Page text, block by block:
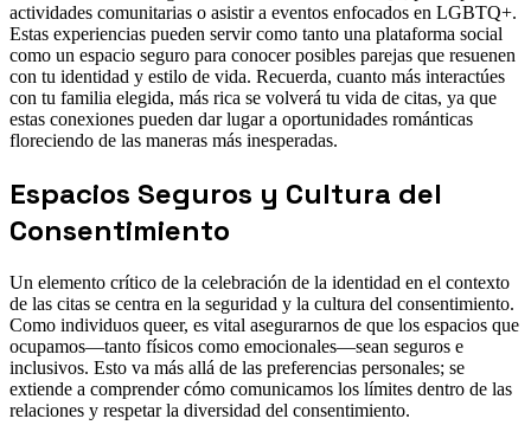
actividades comunitarias o asistir a eventos enfocados en LGBTQ+.
Estas experiencias pueden servir como tanto una plataforma social
como un espacio seguro para conocer posibles parejas que resuenen
con tu identidad y estilo de vida. Recuerda, cuanto más interactúes
con tu familia elegida, más rica se volverá tu vida de citas, ya que
estas conexiones pueden dar lugar a oportunidades románticas
floreciendo de las maneras más inesperadas.
Espacios Seguros y Cultura del
Consentimiento
Un elemento crítico de la celebración de la identidad en el contexto
de las citas se centra en la seguridad y la cultura del consentimiento.
Como individuos queer, es vital asegurarnos de que los espacios que
ocupamos—tanto físicos como emocionales—sean seguros e
inclusivos. Esto va más allá de las preferencias personales; se
extiende a comprender cómo comunicamos los límites dentro de las
relaciones y respetar la diversidad del consentimiento.